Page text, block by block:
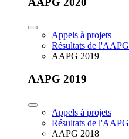
Appels à projets
Résultats de l'AAPG
AAPG 2019
AAPG 2019
Appels à projets
Résultats de l'AAPG
AAPG 2018